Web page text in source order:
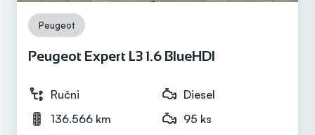
Diesel
102 ks
Peugeot
Peugeot Expert L3 1.6 BlueHDI
Ručni
Diesel
136.566 km
95 ks